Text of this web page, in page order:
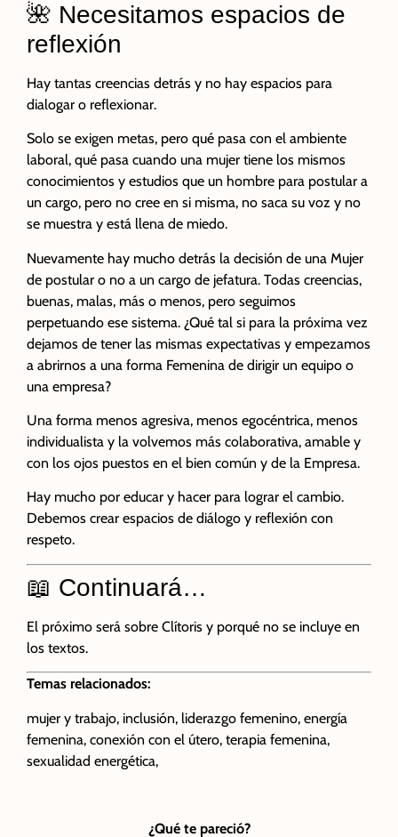
🌺 Necesitamos espacios de
reflexión
Hay tantas creencias detrás y no hay espacios para
dialogar o reflexionar.
Solo se exigen metas, pero qué pasa con el ambiente
laboral, qué pasa cuando una mujer tiene los mismos
conocimientos y estudios que un hombre para postular a
un cargo, pero no cree en si misma, no saca su voz y no
se muestra y está llena de miedo.
Nuevamente hay mucho detrás la decisión de una Mujer
de postular o no a un cargo de jefatura. Todas creencias,
buenas, malas, más o menos, pero seguimos
perpetuando ese sistema. ¿Qué tal si para la próxima vez
dejamos de tener las mismas expectativas y empezamos
a abrirnos a una forma Femenina de dirigir un equipo o
una empresa?
Una forma menos agresiva, menos egocéntrica, menos
individualista y la volvemos más colaborativa, amable y
con los ojos puestos en el bien común y de la Empresa.
Hay mucho por educar y hacer para lograr el cambio.
Debemos crear espacios de diálogo y reflexión con
respeto.
📖 Continuará…
El próximo será sobre Clítoris y porqué no se incluye en
los textos.
Temas relacionados:
mujer y trabajo, inclusión, liderazgo femenino, energía
femenina, conexión con el útero, terapia femenina,
sexualidad energética,
¿Qué te pareció?